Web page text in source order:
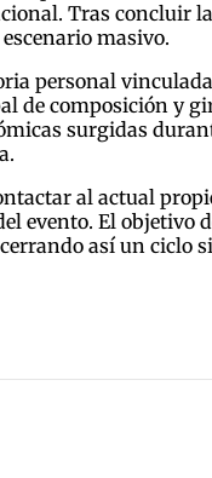
Tras concluir
masivo.
personal
de composición y
surgidas
al actual
El objetivo
así un ciclo